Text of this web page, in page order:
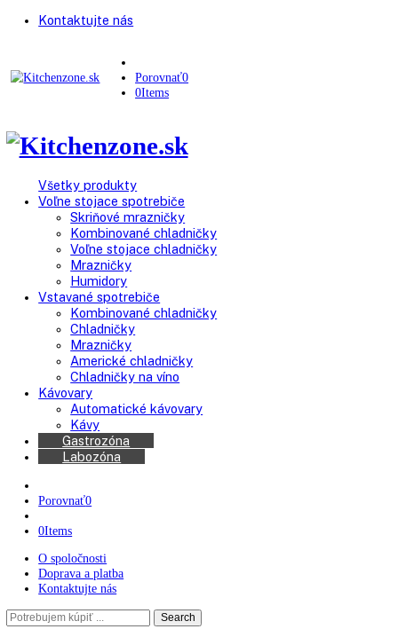
Kontaktujte nás
Porovnať
0Items
Všetky produkty
Voľne stojace spotrebiče
Skriňové mrazničky
Kombinované chladničky
Voľne stojace chladničky
Mrazničky
Humidory
Vstavané spotrebiče
Kombinované chladničky
Chladničky
Mrazničky
Americké chladničky
Chladničky na víno
Kávovary
Automatické kávovary
Labozóna
Porovnať0
0Items
O spoločnosti